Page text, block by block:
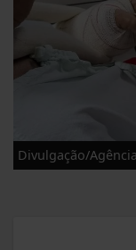
Divulgação/